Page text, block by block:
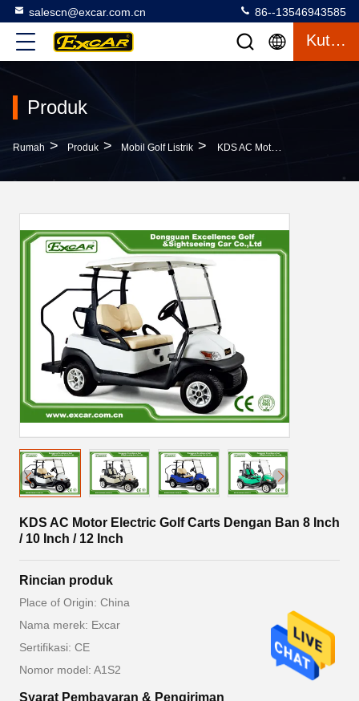
salescn@excar.com.cn 86--13546943585
Kutipan
Produk
Rumah > Produk > Mobil Golf Listrik > KDS AC Motor Electric Golf Carts Dengan Ban 8 Inch / 10 Inch / 12 Inch
KDS AC Motor Electric Golf Carts Dengan Ban 8 Inch
/ 10 Inch / 12 Inch
Rincian produk
Place of Origin: China
Nama merek: Excar
Sertifikasi: CE
Nomor model: A1S2
Syarat Pembayaran & Pengiriman